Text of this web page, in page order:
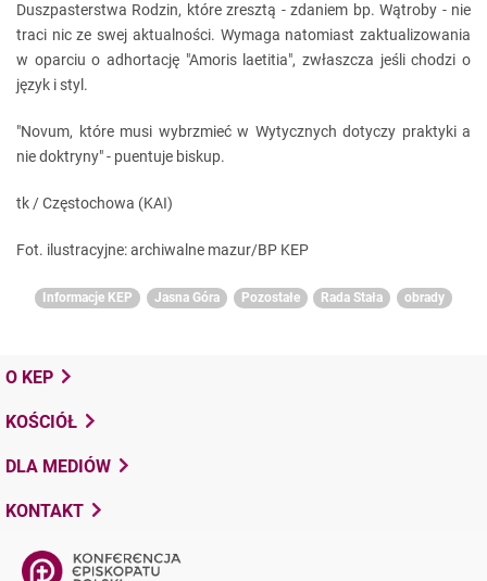
Duszpasterstwa Rodzin, które zresztą - zdaniem bp. Wątroby - nie
traci nic ze swej aktualności. Wymaga natomiast zaktualizowania
w oparciu o adhortację "Amoris laetitia", zwłaszcza jeśli chodzi o
język i styl.
"Novum, które musi wybrzmieć w Wytycznych dotyczy praktyki a
nie doktryny" - puentuje biskup.
tk / Częstochowa (KAI)
Fot. ilustracyjne: archiwalne mazur/BP KEP
Informacje KEP Jasna Góra Pozostałe Rada Stała obrady
O KEP
KOŚCIÓŁ
DLA MEDIÓW
KONTAKT